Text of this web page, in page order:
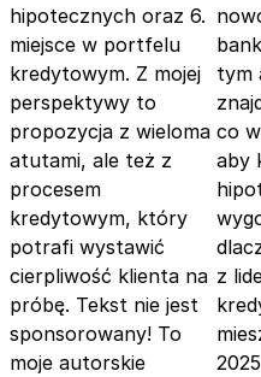
hipotecznych oraz 6.
miejsce w portfelu
kredytowym. Z mojej
perspektywy to
propozycja z wieloma
atutami, ale też z
procesem
kredytowym, który
potrafi wystawić
cierpliwość klienta na
próbę. Tekst nie jest
sponsorowany! To
moje autorskie
tym
co
aby
z